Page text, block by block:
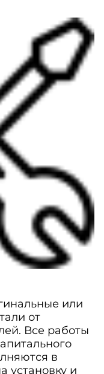
или
от
Все работы
в
установку и